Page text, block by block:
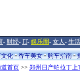
- 财经- IT- 娱乐圈- 女人- 生活
化 香车美女 购车指南
首页>> 郑州日产帕拉丁上